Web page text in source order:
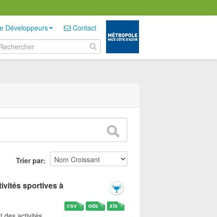
Développeurs Contact
Trier par
sportives à
xls
ods
csv